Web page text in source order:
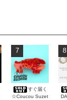
7
すぐ届く
☆Coucou Suzet
8